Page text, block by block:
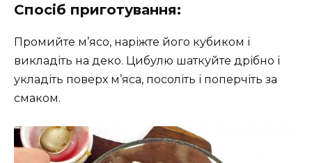
Спосіб приготування:
Промийте м’ясо, наріжте його кубиком і
викладіть на деко. Цибулю шаткуйте дрібно і
укладіть поверх м’яса, посоліть і поперчіть за
смаком.